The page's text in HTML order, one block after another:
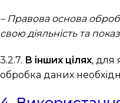
– Правова основа
свою діяльність та
3.2.7. В інших цілях, для
обробка даних